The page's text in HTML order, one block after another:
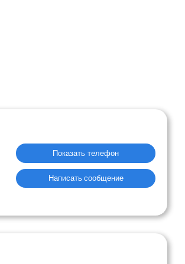
Показать телефон
Написать сообщение